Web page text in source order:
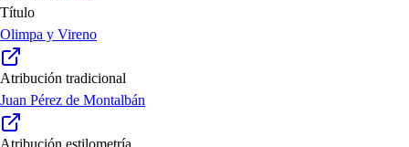
Título
Olimpa y Vireno
Atribución tradicional
Juan Pérez de Montalbán